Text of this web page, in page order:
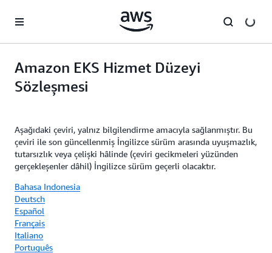
Amazon EKS Hizmet Düzeyi
Sözleşmesi
Aşağıdaki çeviri, yalnız bilgilendirme amacıyla sağlanmıştır. Bu
çeviri ile son güncellenmiş İngilizce sürüm arasında uyuşmazlık,
tutarsızlık veya çelişki hâlinde (çeviri gecikmeleri yüzünden
gerçekleşenler dâhil) İngilizce sürüm geçerli olacaktır.
Bahasa Indonesia
Deutsch
Español
Français
Italiano
Português